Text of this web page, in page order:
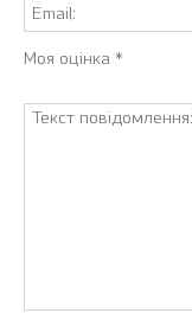
Моя оцінка *